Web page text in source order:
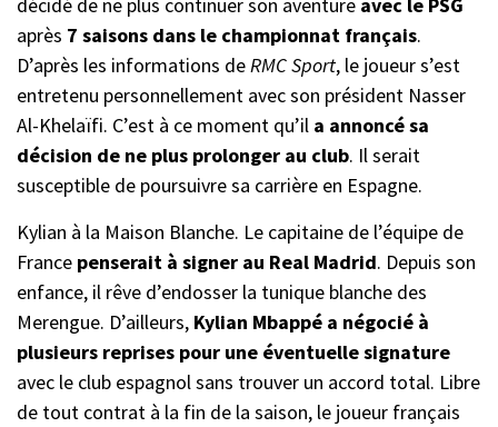
après 7 saisons dans le championnat français.
D’après les informations deRMC Sport, le joueur s’est
entretenu personnellement avec son président Nasser
Al-Khelaïfi. C’est à ce moment qu’il a annoncé sa
décision de ne plus prolonger au club. Il serait
susceptible de poursuivre sa carrière en Espagne.
Kylian à la Maison Blanche. Le capitaine de l’équipe de
France penserait à signer au Real Madrid. Depuis son
enfance, il rêve d’endosser la tunique blanche des
Merengue. D’ailleurs, Kylian Mbappé a négocié à
plusieurs reprises pour une éventuelle signature
avec le club espagnol sans trouver un accord total. Libre
de tout contrat à la fin de la saison, le joueur français